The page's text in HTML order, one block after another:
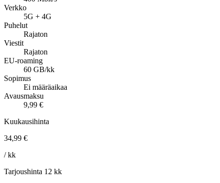
Verkko
5G + 4G
Puhelut
Rajaton
Viestit
Rajaton
EU-roaming
60 GB/kk
Sopimus
Ei määräaikaa
Avausmaksu
9,99 €
Kuukausihinta
34,99 €
/ kk
Tarjoushinta 12 kk